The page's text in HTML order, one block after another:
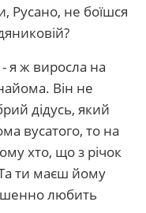
Русано, не боїшся
я ж виросла на
Він не
дідусь, який
вусатого, то на
хто, що з річок
Та ти маєш йому
любить